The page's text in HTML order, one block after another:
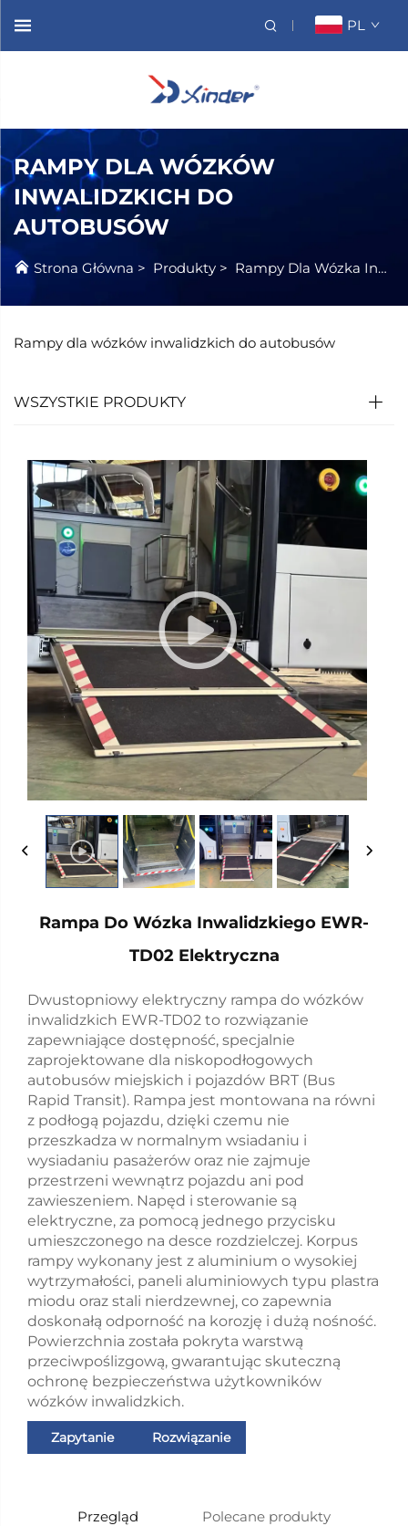
PL
RAMPY DLA WÓZKÓW
INWALIDZKICH DO
AUTOBUSÓW
Strona Główna > Produkty > Rampy Dla Wózka Inwalidzkiego
Rampy dla wózków inwalidzkich do autobusów
WSZYSTKIE PRODUKTY
Rampa Do Wózka Inwalidzkiego EWR-
TD02 Elektryczna
Dwustopniowy elektryczny rampa do wózków
inwalidzkich EWR-TD02 to rozwiązanie
zapewniające dostępność, specjalnie
zaprojektowane dla niskopodłogowych
autobusów miejskich i pojazdów BRT (Bus
Rapid Transit). Rampa jest montowana na równi
z podłogą pojazdu, dzięki czemu nie
przeszkadza w normalnym wsiadaniu i
wysiadaniu pasażerów oraz nie zajmuje
przestrzeni wewnątrz pojazdu ani pod
zawieszeniem. Napęd i sterowanie są
elektryczne, za pomocą jednego przycisku
umieszczonego na desce rozdzielczej. Korpus
rampy wykonany jest z aluminium o wysokiej
wytrzymałości, paneli aluminiowych typu plastra
miodu oraz stali nierdzewnej, co zapewnia
doskonałą odporność na korozję i dużą nośność.
Powierzchnia została pokryta warstwą
przeciwpoślizgową, gwarantując skuteczną
ochronę bezpieczeństwa użytkowników
wózków inwalidzkich.
Zapytanie Rozwiązanie
Przegląd Polecane produkty